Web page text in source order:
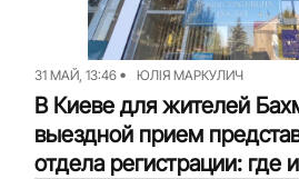
31 МАЙ, 13:46 ЮЛІЯ МАРКУЛИЧ
В Киеве для жителей
выездной прием
отдела регистрации: где